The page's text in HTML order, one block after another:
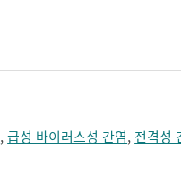
,급성 바이러스성 간염, 전격성